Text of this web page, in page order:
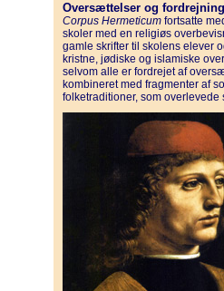
Oversættelser og
Corpus Hermeticum fortsatte
skoler med en religiøs
gamle skrifter til skolens elever
kristne, jødiske og islamiske
selvom alle er fordrejet af
kombineret med fragmenter af
folketraditioner, som